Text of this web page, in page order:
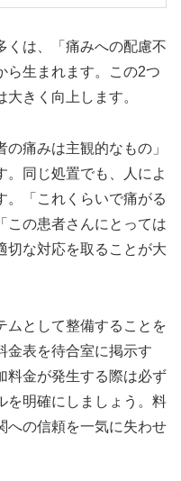
くは、「痛みへの配慮不
ら生まれます。この2つ
きく向上します。
痛みは主観的なもの」
。同じ処置でも、人によ
。「これくらいで痛がる
この患者さんにとっては
切な対応を取ることが大
ムとして整備することを
金表を待合室に掲示す
料金が発生する際は必ず
を明確にしましょう。料
への信頼を一気に失わせ